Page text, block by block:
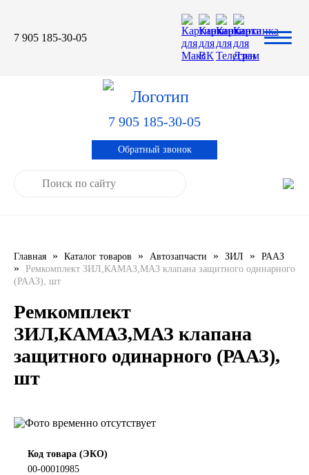
7 905 185-30-05
ELF
IDEMITSU
LIQUI MOLY
LUXE
MOBIL
MOTUL
Специальная оценка условий труда
Применяемость тормозных
Система контроля качества
Сертификация продукции
7 905 185-30-05
Обратный звонок
Главная » Каталог товаров » Автозапчасти » ЗИЛ » РААЗ
»
Ремкомплект ЗИЛ,КАМАЗ,МАЗ клапана защитного одинарного
(РААЗ), шт
Ремкомплект
ЗИЛ,КАМАЗ,МАЗ клапана
защитного одинарного (РААЗ),
шт
Код товара (ЭКО)
00-00010985